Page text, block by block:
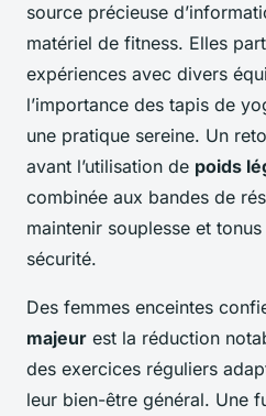
source précieuse
matériel de fitness. Elles
expériences avec divers
l’importance des tapis de
une pratique sereine. Un
avant l’utilisation de poids
combinée aux bandes de
maintenir souplesse et
sécurité.
Des femmes enceintes
majeur est la réduction
des exercices réguliers
leur bien-être général. Une